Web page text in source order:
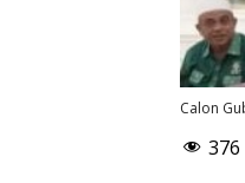
Calon
376